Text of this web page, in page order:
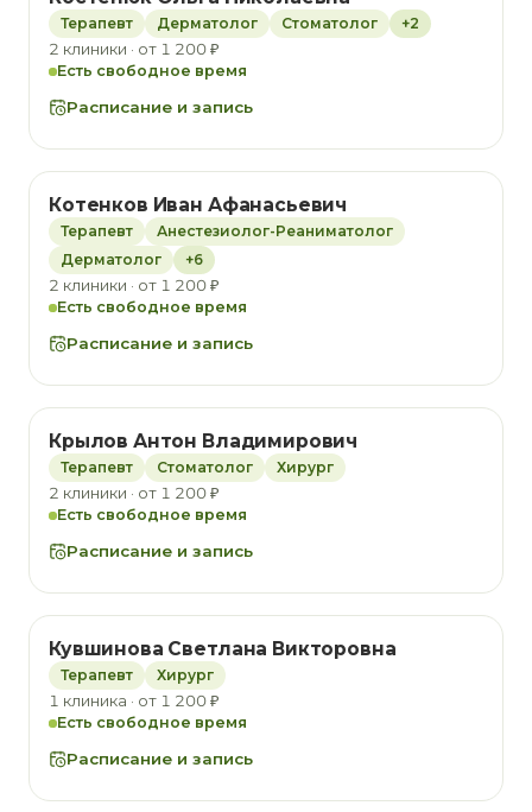
Терапевт Дерматолог Стоматолог +2
2 клиники · от 1 200 ₽
Есть свободное время
Расписание и запись
Котенков Иван Афанасьевич
Терапевт
Анестезиолог-Реаниматолог
Дерматолог
+6
2 клиники · от 1 200 ₽
Есть свободное время
Расписание и запись
Крылов Антон Владимирович
Терапевт Стоматолог Хирург
2 клиники · от 1 200 ₽
Есть свободное время
Расписание и запись
Кувшинова Светлана Викторовна
Терапевт Хирург
1 клиника · от 1 200 ₽
Есть свободное время
Расписание и запись